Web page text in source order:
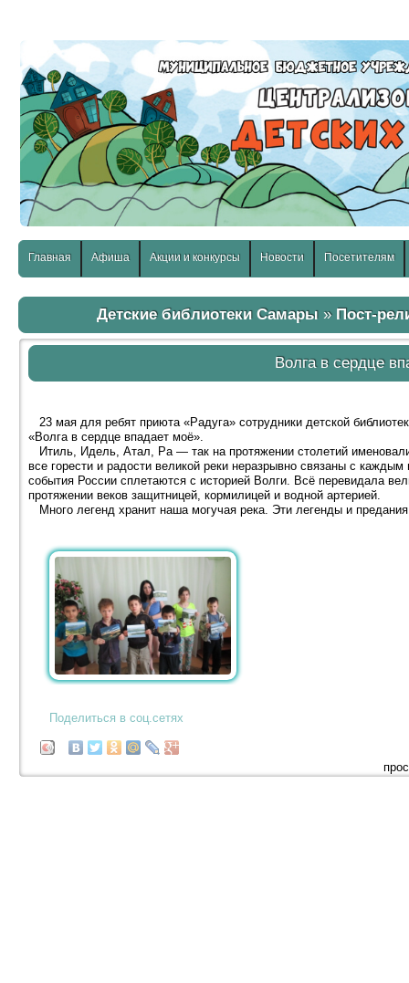
Главная Афиша Акции и конкурсы Новости Посетителям
Детские библиотеки Самары » Пост-
Волга в сердце
23 мая для ребят приюта «Радуга» сотрудники детской
«Волга в сердце впадает моё».
Итиль, Идель, Атал, Ра — так на протяжении столетий
все горести и радости великой реки неразрывно связаны с
события России сплетаются с историей Волги. Всё перевидала
протяжении веков защитницей, кормилицей и водной артерией.
Много легенд хранит наша могучая река. Эти легенды и
Поделиться в соц.сетях